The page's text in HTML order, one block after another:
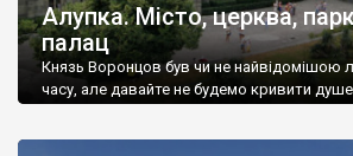
Алупка. Місто, церква,
палац
Князь Воронцов був чи не найвідомішою
часу, але давайте не будемо кривити